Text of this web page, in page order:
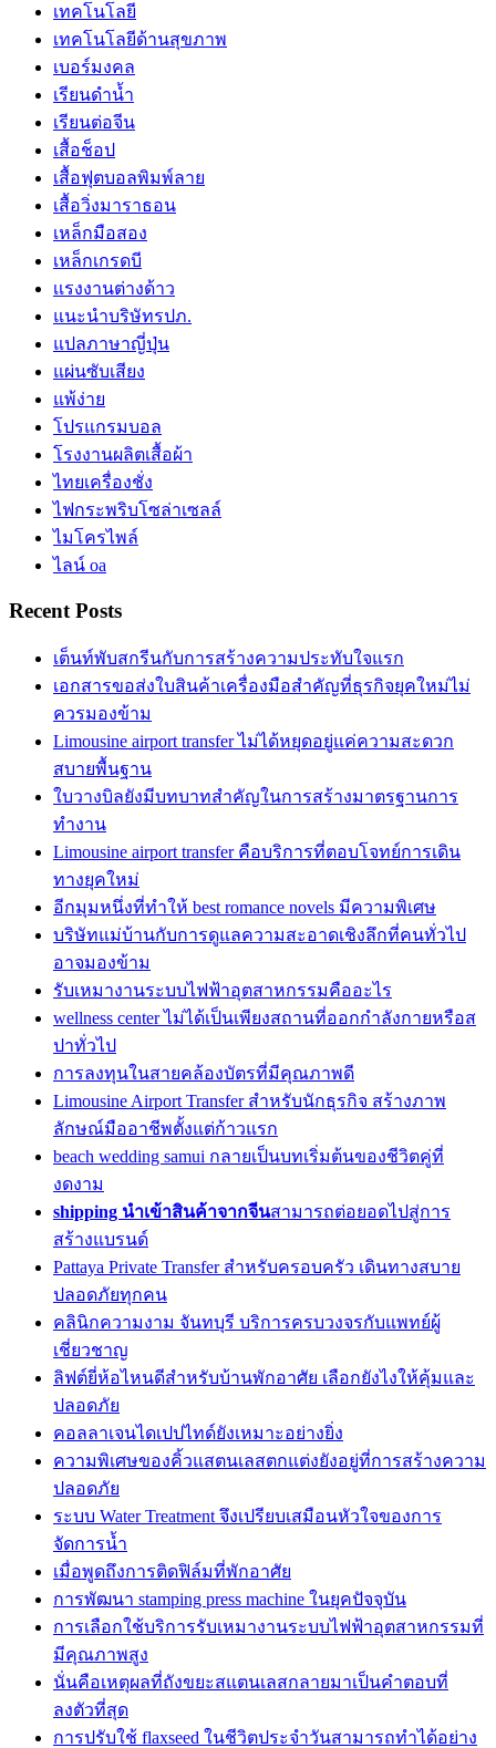
เทคโนโลยี
เทคโนโลยีด้านสุขภาพ
เบอร์มงคล
เรียนดำน้ำ
เรียนต่อจีน
เสื้อช็อป
เสื้อฟุตบอลพิมพ์ลาย
เสื้อวิ่งมาราธอน
เหล็กมือสอง
เหล็กเกรดบี
เเรงงานต่างด้าว
แนะนำบริษัทรปภ.
แปลภาษาญี่ปุ่น
แผ่นซับเสียง
แพ้ง่าย
โปรแกรมบอล
โรงงานผลิตเสื้อผ้า
ไทยเครื่องชั่ง
ไฟกระพริบโซล่าเซลล์
ไมโครไพล์
ไลน์ oa
Recent Posts
เต็นท์พับสกรีนกับการสร้างความประทับใจแรก
เอกสารขอส่งใบสินค้าเครื่องมือสำคัญที่ธุรกิจยุคใหม่ไม่
ควรมองข้าม
Limousine airport transfer ไม่ได้หยุดอยู่แค่ความสะดวก
สบายพื้นฐาน
ใบวางบิลยังมีบทบาทสำคัญในการสร้างมาตรฐานการ
ทำงาน
Limousine airport transfer คือบริการที่ตอบโจทย์การเดิน
ทางยุคใหม่
อีกมุมหนึ่งที่ทำให้ best romance novels มีความพิเศษ
บริษัทแม่บ้านกับการดูแลความสะอาดเชิงลึกที่คนทั่วไป
อาจมองข้าม
รับเหมางานระบบไฟฟ้าอุตสาหกรรมคืออะไร
wellness center ไม่ได้เป็นเพียงสถานที่ออกกำลังกายหรือส
ปาทั่วไป
การลงทุนในสายคล้องบัตรที่มีคุณภาพดี
Limousine Airport Transfer สำหรับนักธุรกิจ สร้างภาพ
ลักษณ์มืออาชีพตั้งแต่ก้าวแรก
beach wedding samui กลายเป็นบทเริ่มต้นของชีวิตคู่ที่
งดงาม
shipping นำเข้าสินค้าจากจีนสามารถต่อยอดไปสู่การ
สร้างแบรนด์
Pattaya Private Transfer สำหรับครอบครัว เดินทางสบาย
ปลอดภัยทุกคน
คลินิกความงาม จันทบุรี บริการครบวงจรกับแพทย์ผู้
เชี่ยวชาญ
ลิฟต์ยี่ห้อไหนดีสำหรับบ้านพักอาศัย เลือกยังไงให้คุ้มและ
ปลอดภัย
คอลลาเจนไดเปปไทด์ยังเหมาะอย่างยิ่ง
ความพิเศษของคิ้วแสตนเลสตกแต่งยังอยู่ที่การสร้างความ
ปลอดภัย
ระบบ Water Treatment จึงเปรียบเสมือนหัวใจของการ
จัดการน้ำ
เมื่อพูดถึงการติดฟิล์มที่พักอาศัย
การพัฒนา stamping press machine ในยุคปัจจุบัน
การเลือกใช้บริการรับเหมางานระบบไฟฟ้าอุตสาหกรรมที่
มีคุณภาพสูง
นั่นคือเหตุผลที่ถังขยะสแตนเลสกลายมาเป็นคำตอบที่
ลงตัวที่สุด
การปรับใช้ flaxseed ในชีวิตประจำวันสามารถทำได้อย่าง